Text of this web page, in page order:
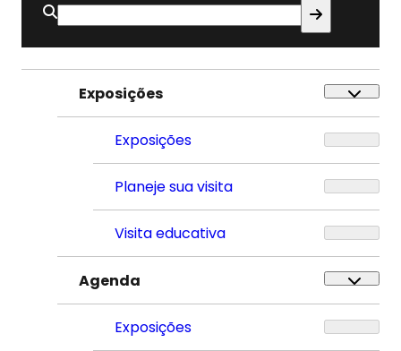
Buscar
por:
Exposições
Exposições
Planeje sua visita
Visita educativa
Agenda
Exposições